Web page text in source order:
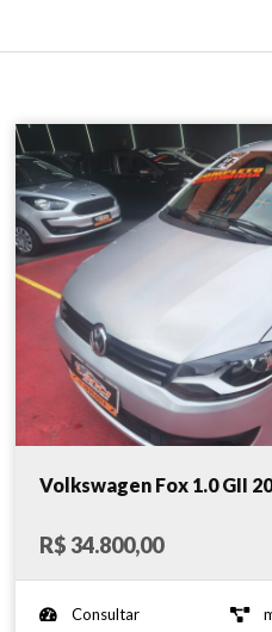
Volkswagen Fox 1.0 GII
R$ 34.800,00
Consultar